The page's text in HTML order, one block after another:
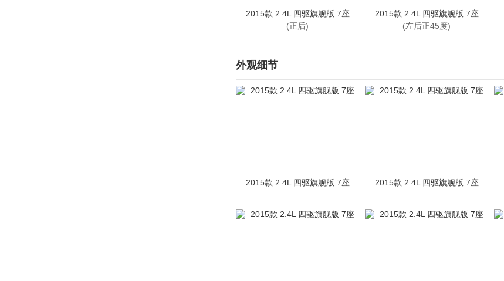
2015款 2.4L 四驱旗舰版 7座
(正后)
2015款 2.4L 四驱旗舰版 7座
(左后正45度)
外观细节
2015款 2.4L 四驱旗舰版 7座 2015款 2.4L 四驱旗舰版 7座